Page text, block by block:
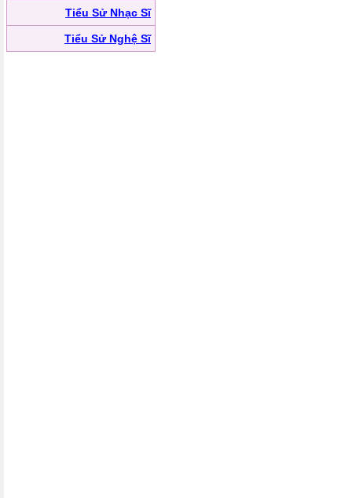
Tiểu Sử Nhạc Sĩ
Tiểu Sử Nghệ Sĩ